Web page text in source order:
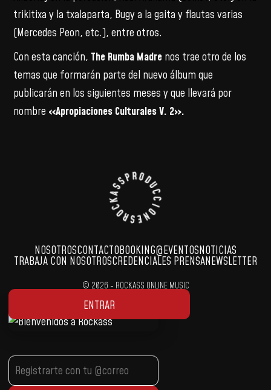
trikitixa y la txalaparta, Bugy a la gaita y flautas varias
(Mercedes Peon, etc.), entre otros.
Con esta canción, The Rumba Madre nos trae otro de los
temas que formarán parte del nuevo álbum que
publicarán en los siguientes meses y que llevará por
nombre «Apropiaciones Culturales V. 2».
NOSOTROSCONTACTOBOOKING@EVENTOSNOTICIAS
TRABAJA CON NOSOTROSCREDENCIALES PRENSANEWSLETTER
© 2026 - ROCKASS ONLINE MUSIC
Developed by:
ENTRAR